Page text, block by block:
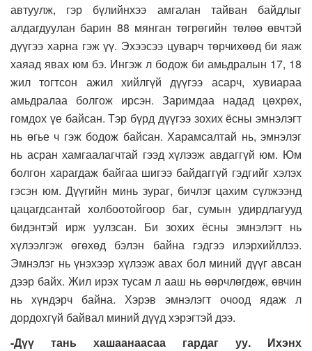
автуулж, гэр бүлийнхээ амгалан тайван байдлыг
алдагдуулан барин 88 мянган төгрөгийн төлөө өвчтэй
дүүгээ харна гэж үү. Эхээсээ цуварч төрчихөөд би яаж
хаяад явах юм бэ. Ингэж л бодож би амьдралын 17, 18
жил тогтсон ажил хийлгүй дүүгээ асарч, хувиараа
амьдралаа болгож ирсэн. Заримдаа надад цөхрөх,
гомдох үе байсан. Тэр бүрд дүүгээ зохих ёсны эмнэлэгт
нь өгье ч гэж бодож байсан. Харамсалтай нь, эмнэлэг
нь асран хамгаалагчтай гээд хүлээж авдаггүй юм. Юм
болгон харагдаж байгаа шигээ байдаггүй гэдгийг хэлэх
гэсэн юм. Дүүгийн минь зураг, бичлэг цахим сүлжээнд
цацагдсантай холбоотойгоор баг, сумын удирдлагууд
бидэнтэй ирж уулзсан. Би зохих ёсны эмнэлэгт нь
хүлээлгэж өгөхөд бэлэн байна гэдгээ илэрхийллээ.
Эмнэлэг нь үнэхээр хүлээж авах бол миний дүүг авсан
дээр байх. Жил ирэх тусам л ааш нь өөрчлөгдөж, өвчин
нь хүндэрч байна. Хэрэв эмнэлэгт очоод ядаж л
дордохгүй байвал миний дүүд хэрэгтэй дээ.
-Дүү тань хашаанаасаа гардаг уу. Ихэнх